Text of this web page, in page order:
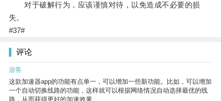
对于破解行为，应该谨慎对待，以免造成不必要的损
失。
#37#
评论
游客
这款加速器app的功能有点单一，可以增加一些新功能。比如，可以增加
一个自动切换线路的功能，这样就可以根据网络情况自动选择最优的线
路，从而获得更好的加速效果。